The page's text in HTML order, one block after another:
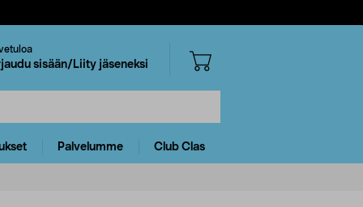
sisään/Liity jäseneksi
Palvelumme Club Clas